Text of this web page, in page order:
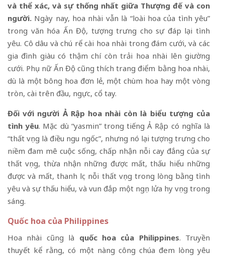
và thể xác, và sự thống nhất giữa Thượng đế và con
người. Ngày nay, hoa nhài vẫn là “loài hoa của tình yêu”
trong văn hóa Ấn Độ, tượng trưng cho sự đáp lại tình
yêu. Cô dâu và chú rể cài hoa nhài trong đám cưới, và các
gia đình giàu có thậm chí còn trải hoa nhài lên giường
cưới. Phụ nữ Ấn Độ cũng thích trang điểm bằng hoa nhài,
dù là một bông hoa đơn lẻ, một chùm hoa hay một vòng
tròn, cài trên đầu, ngực, cổ tay.
Đối với người Ả Rập hoa nhài còn là biểu tượng của
tình yêu. Mặc dù “yasmin” trong tiếng Ả Rập có nghĩa là
“thất vọng là điều ngu ngốc”, nhưng nó lại tượng trưng cho
niềm đam mê cuộc sống, chấp nhận nỗi cay đắng của sự
thất vọng, thừa nhận những được mất, thấu hiểu những
được và mất, thanh lọc nỗi thất vọng trong lòng bằng tình
yêu và sự thấu hiểu, và vun đắp một ngọn lửa hy vọng trong
sáng.
Quốc hoa của Philippines
Hoa nhài cũng là quốc hoa của Philippines. Truyền
thuyết kể rằng, có một nàng công chúa đem lòng yêu